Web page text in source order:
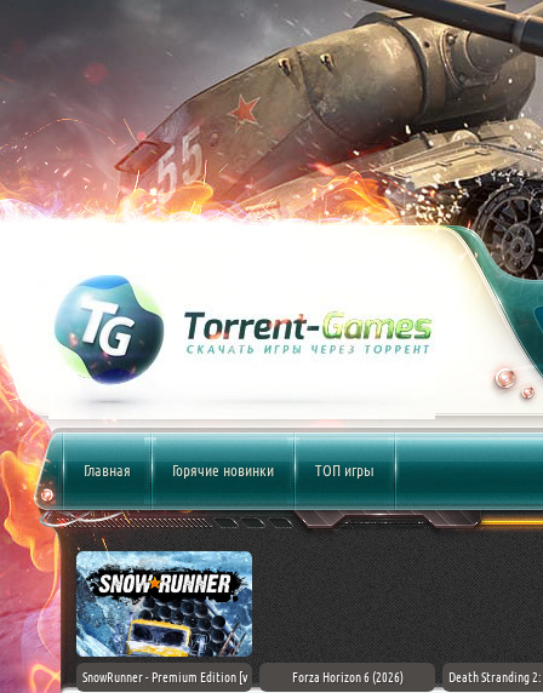
Главная Горячие новинки ТОП игры
Flag
SnowRunner - Premium Edition [v
Forza Horizon 6 (2026) Death Stranding